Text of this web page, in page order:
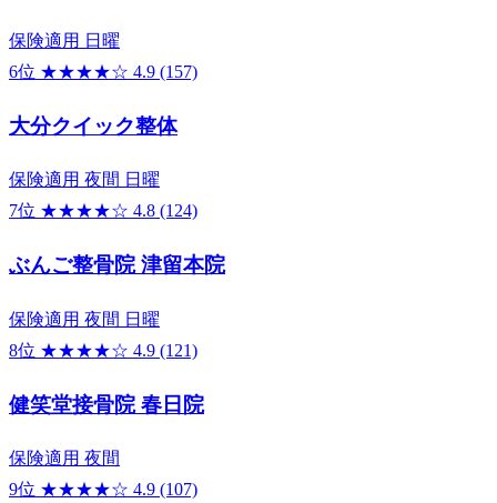
保険適用 日曜
6位 ★★★★☆ 4.9 (157)
大分クイック整体
保険適用 夜間 日曜
7位 ★★★★☆ 4.8 (124)
ぶんご整骨院 津留本院
保険適用 夜間 日曜
8位 ★★★★☆ 4.9 (121)
健笑堂接骨院 春日院
保険適用 夜間
9位 ★★★★☆ 4.9 (107)